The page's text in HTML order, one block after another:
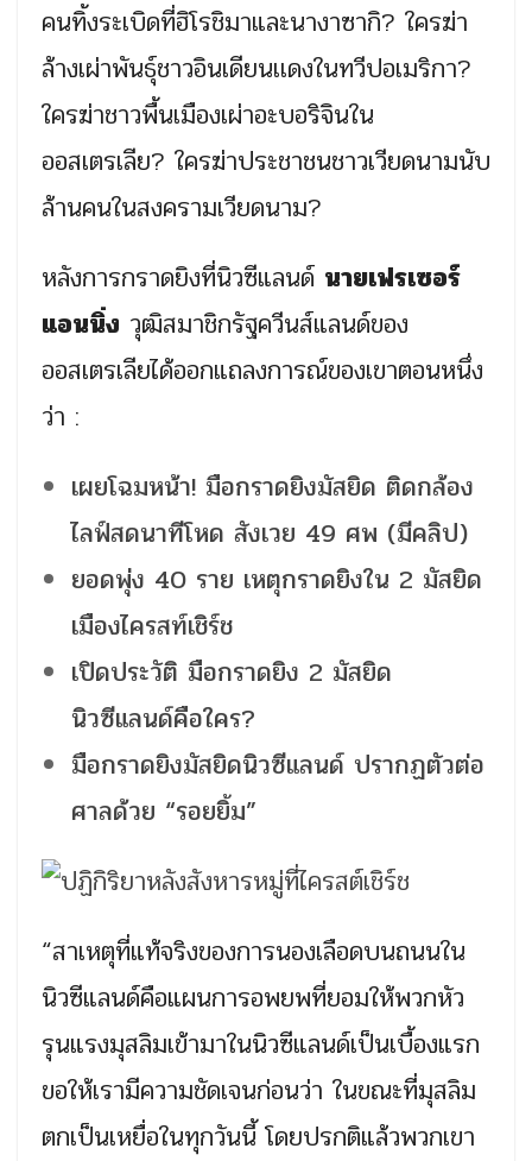
คนทิ้งระเบิดที่ฮิโรชิมาและนางาซากิ? ใครฆ่า
ล้างเผ่าพันธุ์ชาวอินเดียนเเดงในทวีปอเมริกา?
ใครฆ่าชาวพื้นเมืองเผ่าอะบอริจินใน
ออสเตรเลีย? ใครฆ่าประชาชนชาวเวียดนามนับ
ล้านคนในสงครามเวียดนาม?
หลังการกราดยิงที่นิวซีแลนด์ นายเฟรเซอร์
แอนนิ่ง วุฒิสมาชิกรัฐควีนส์แลนด์ของ
ออสเตรเลียได้ออกแถลงการณ์ของเขาตอนหนึ่ง
ว่า :
เผยโฉมหน้า! มือกราดยิงมัสยิด ติดกล้อง
ไลฟ์สดนาทีโหด สังเวย 49 ศพ (มีคลิป)
ยอดพุ่ง 40 ราย เหตุกราดยิงใน 2 มัสยิด
เมืองไครสท์เชิร์ช
เปิดประวัติ มือกราดยิง 2 มัสยิด
นิวซีแลนด์คือใคร?
มือกราดยิงมัสยิดนิวซีแลนด์ ปรากฏตัวต่อ
ศาลด้วย “รอยยิ้ม”
“สาเหตุที่แท้จริงของการนองเลือดบนถนนใน
นิวซีแลนด์คือแผนการอพยพที่ยอมให้พวกหัว
รุนแรงมุสลิมเข้ามาในนิวซีแลนด์เป็นเบื้องแรก
ขอให้เรามีความชัดเจนก่อนว่า ในขณะที่มุสลิม
ตกเป็นเหยื่อในทุกวันนี้ โดยปรกติแล้วพวกเขา